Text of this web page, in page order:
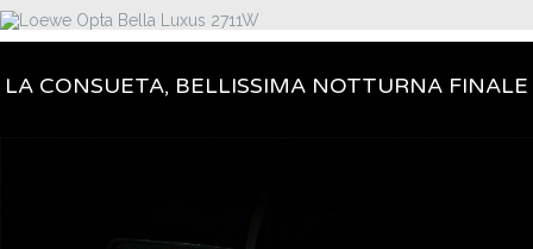
LA CONSUETA, BELLISSIMA NOTTURNA FINALE